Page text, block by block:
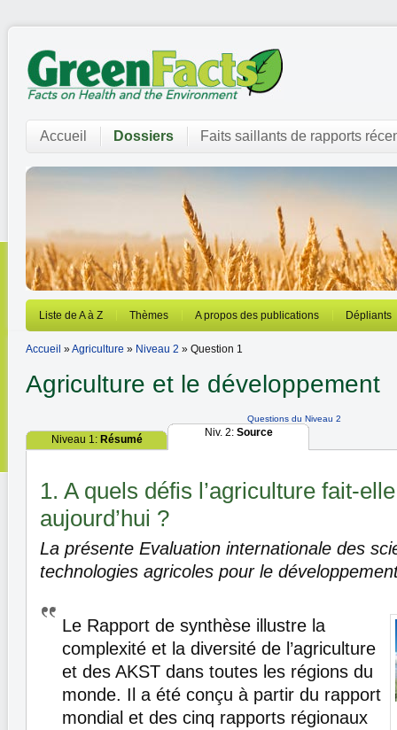
Accueil Dossiers Faits saillants de rapports
Liste de A à Z Thèmes A propos des publications Dépliants
Accueil »Agriculture » Niveau 2 » Question 1
Agriculture et le développement
Questions du Niveau 2
Niveau 1: Résumé
Niv. 2: Source
1. A quels défis l’agriculture fait-
aujourd’hui ?
La présente Evaluation internationale des
technologies agricoles pour le
Le Rapport de synthèse illustre la
complexité et la diversité de l’agriculture
et des AKST dans toutes les régions du
monde. Il a été conçu à partir du rapport
mondial et des cinq rapports régionaux